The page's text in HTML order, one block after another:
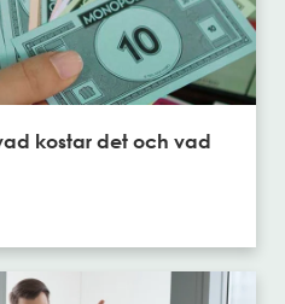
kostar det och vad